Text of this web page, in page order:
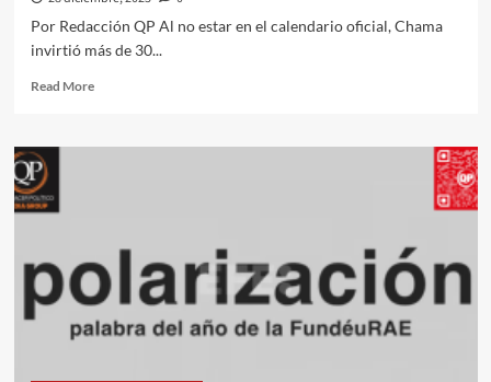
estadounidense, Joe
Biden
Por Redacción QP Al no estar en el calendario oficial, Chama
invirtió más de 30...
Read MoreRead
El
recibió
apoyo
de
Conade y
tuvo